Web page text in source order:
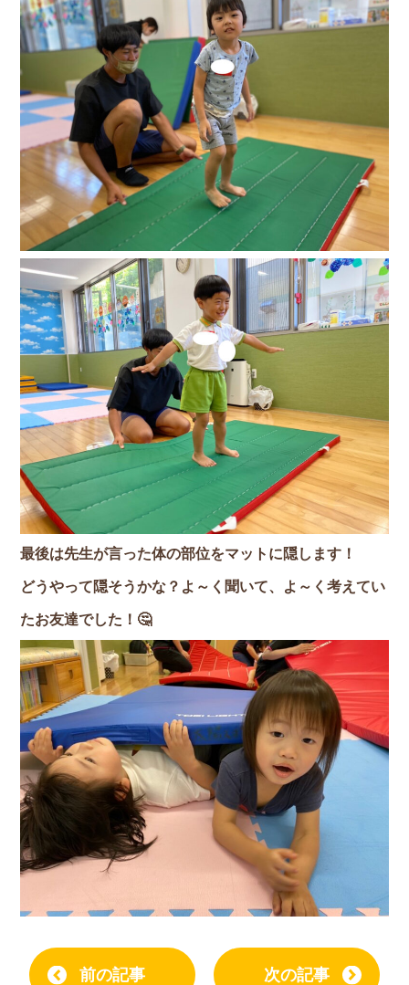
最後は先生が言った体の部位をマットに隠します！
どうやって隠そうかな？よ～く聞いて、よ～く考えてい
たお友達でした！🤔
前の記事 次の記事